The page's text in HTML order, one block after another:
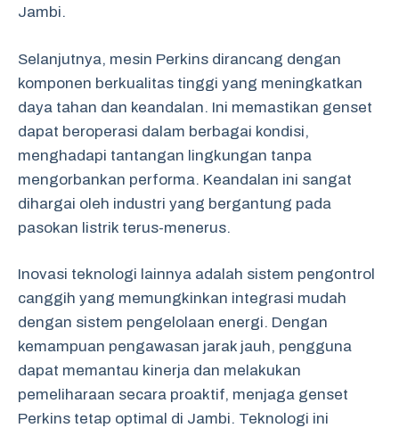
Jambi.
Selanjutnya, mesin Perkins dirancang dengan
komponen berkualitas tinggi yang meningkatkan
daya tahan dan keandalan. Ini memastikan genset
dapat beroperasi dalam berbagai kondisi,
menghadapi tantangan lingkungan tanpa
mengorbankan performa. Keandalan ini sangat
dihargai oleh industri yang bergantung pada
pasokan listrik terus-menerus.
Inovasi teknologi lainnya adalah sistem pengontrol
canggih yang memungkinkan integrasi mudah
dengan sistem pengelolaan energi. Dengan
kemampuan pengawasan jarak jauh, pengguna
dapat memantau kinerja dan melakukan
pemeliharaan secara proaktif, menjaga genset
Perkins tetap optimal di Jambi. Teknologi ini